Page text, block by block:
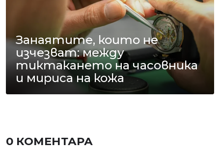
Занаятите, които не
изчезват: между
тиктакането на часовника
и мириса на кожа
0 КОМЕНТАРА